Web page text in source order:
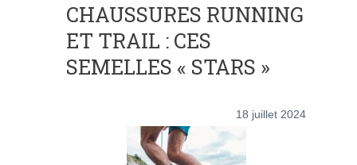
CHAUSSURES RUNNING
ET TRAIL : CES
SEMELLES « STARS »
18 juillet 2024